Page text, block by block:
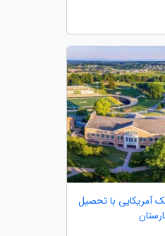
آمریکایی با تحصیل